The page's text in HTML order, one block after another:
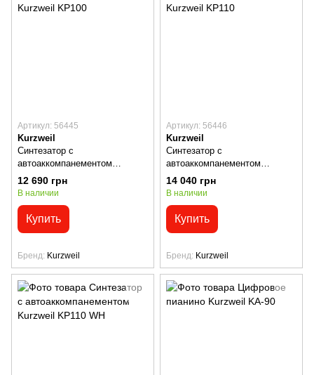
Артикул: 56445
Kurzweil
Синтезатор с
автоаккомпанементом
Kurzweil KP100
12 690 грн
В наличии
Купить
Бренд Kurzweil
Артикул: 56446
Kurzweil
Синтезатор с
автоаккомпанементом
Kurzweil KP110
14 040 грн
В наличии
Купить
Бренд Kurzweil